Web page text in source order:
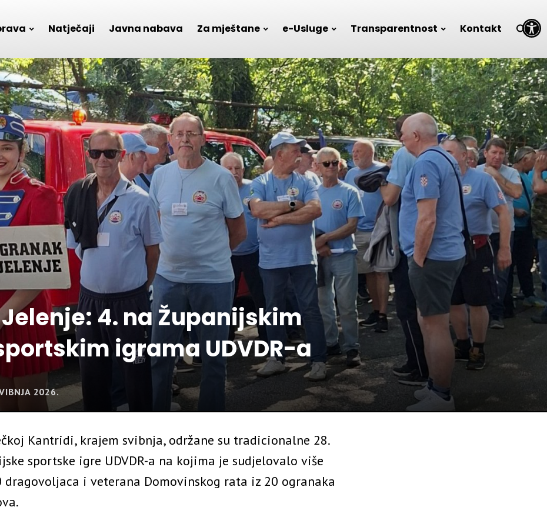
Open toolbar
Natječaji Javna nabava Za mještane e-Usluge Transparentnost Kontakt
Jelenje: 4. na Županijskim
igrama UDVDR-a
2026.
Kantridi, krajem svibnja, održane su tradicionalne 28.
sportske igre UDVDR-a na kojima je sudjelovalo više
dragovoljaca i veterana Domovinskog rata iz 20 ogranaka